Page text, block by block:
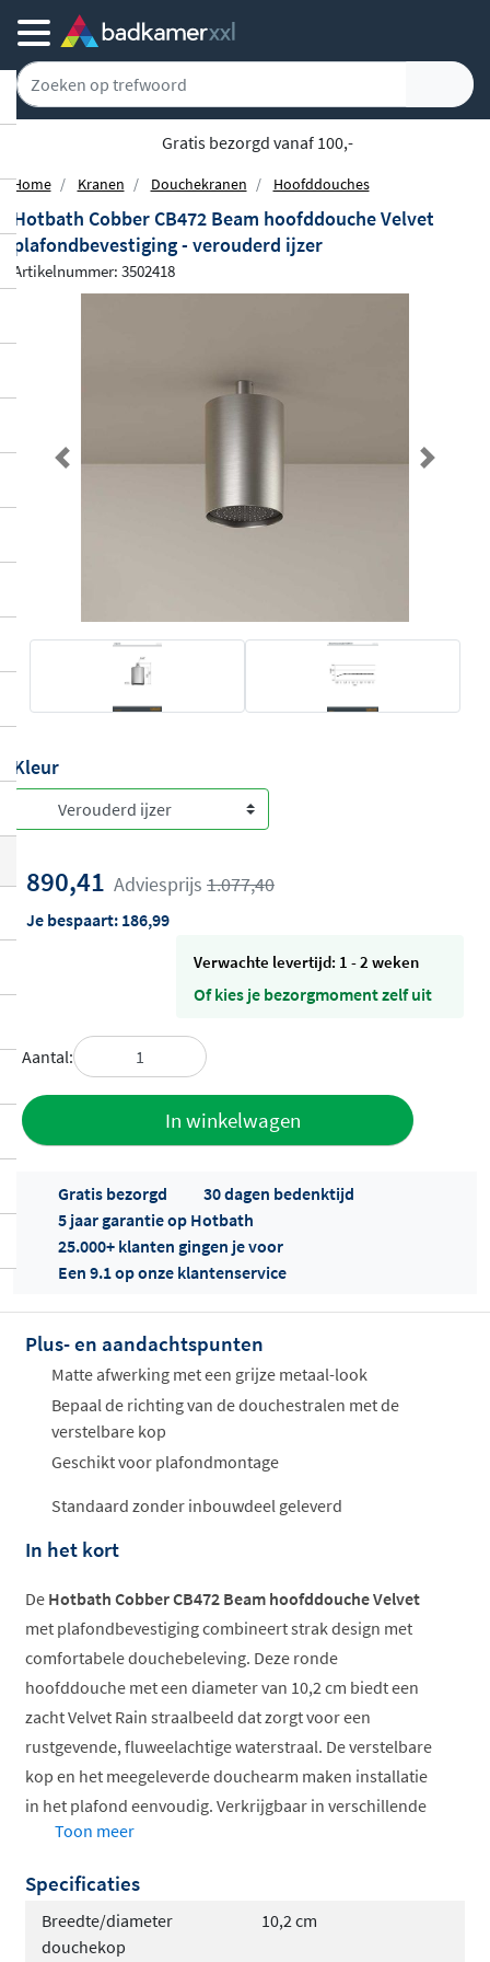
Gratis bezorgd vanaf 100,-
Home Kranen Douchekranen Hoofddouches
Hotbath Cobber CB472 Beam hoofddouche Velvet
plafondbevestiging - verouderd ijzer
Artikelnummer: 3502418
Previous Next
Kleur
890,41 Adviesprijs 1.077,40
Je bespaart: 186,99
Verwachte levertijd: 1 - 2 weken
Of kies je bezorgmoment zelf uit
Aantal:
In winkelwagen
Offertes
ophalen...
Gratis bezorgd
30 dagen bedenktijd
5 jaar garantie op Hotbath
25.000+ klanten gingen je voor
Een 9.1 op onze klantenservice
Plus- en aandachtspunten
Matte afwerking met een grijze metaal-look
Bepaal de richting van de douchestralen met de
verstelbare kop
Geschikt voor plafondmontage
Standaard zonder inbouwdeel geleverd
In het kort
De Hotbath Cobber CB472 Beam hoofddouche Velvet
met plafondbevestiging combineert strak design met
comfortabele douchebeleving. Deze ronde
hoofddouche met een diameter van 10,2 cm biedt een
zacht Velvet Rain straalbeeld dat zorgt voor een
rustgevende, fluweelachtige waterstraal. De verstelbare
kop en het meegeleverde douchearm maken installatie
in het plafond eenvoudig. Verkrijgbaar in verschillende
kleuren, van mat zwart tot geborsteld messing PVD, past
Velvet Rain straal voor zachte beleving
Verstelbare douchekop
Toon meer
Specificaties
Breedte/diameter
douchekop
10,2 cm